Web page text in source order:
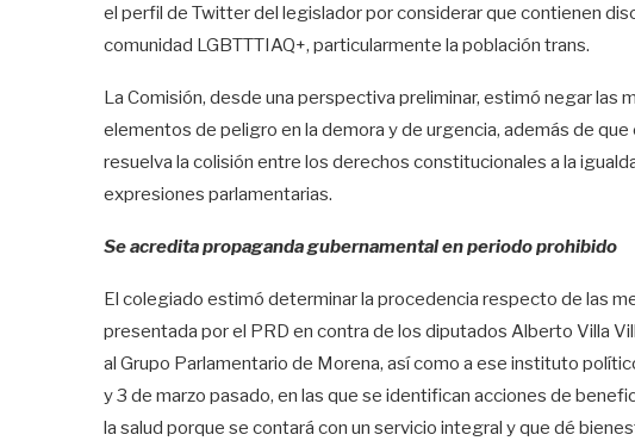
el perfil de Twitter del legislador por considerar que contienen
comunidad LGBTTTIAQ+, particularmente la población trans.
La Comisión, desde una perspectiva preliminar, estimó negar las
elementos de peligro en la demora y de urgencia, además de
resuelva la colisión entre los derechos constitucionales a la
expresiones parlamentarias.
Se acredita propaganda gubernamental en periodo prohibido
El colegiado estimó determinar la procedencia respecto de las
presentada por el PRD en contra de los diputados Alberto Villa
al Grupo Parlamentario de Morena, así como a ese instituto
y 3 de marzo pasado, en las que se identifican acciones de
la salud porque se contará con un servicio integral y que dé